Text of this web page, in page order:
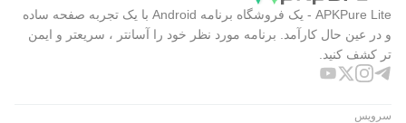
APKPure Lite - یک فروشگاه برنامه Android با یک تجربه صفحه ساده
و در عین حال کارآمد. برنامه مورد نظر خود را آسانتر ، سریعتر و ایمن
تر کشف کنید.
سرویس